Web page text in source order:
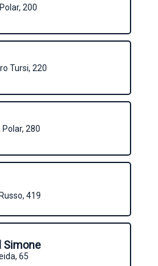
200
Tursi, 220
Polar, 280
419
Simone
65